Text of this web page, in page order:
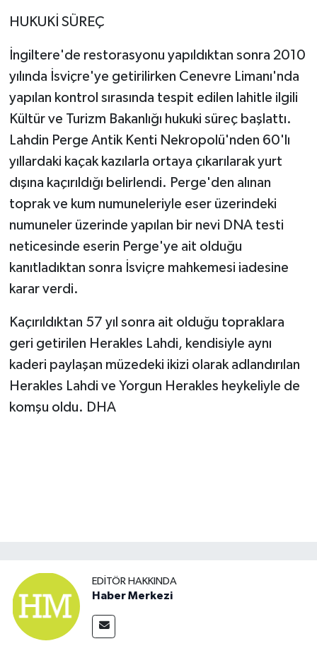
HUKUKİ SÜREÇ
İngiltere'de restorasyonu yapıldıktan sonra 2010
yılında İsviçre'ye getirilirken Cenevre Limanı'nda
yapılan kontrol sırasında tespit edilen lahitle ilgili
Kültür ve Turizm Bakanlığı hukuki süreç başlattı.
Lahdin Perge Antik Kenti Nekropolü'nden 60'lı
yıllardaki kaçak kazılarla ortaya çıkarılarak yurt
dışına kaçırıldığı belirlendi. Perge'den alınan
toprak ve kum numuneleriyle eser üzerindeki
numuneler üzerinde yapılan bir nevi DNA testi
neticesinde eserin Perge'ye ait olduğu
kanıtladıktan sonra İsviçre mahkemesi iadesine
karar verdi.
Kaçırıldıktan 57 yıl sonra ait olduğu topraklara
geri getirilen Herakles Lahdi, kendisiyle aynı
kaderi paylaşan müzedeki ikizi olarak adlandırılan
Herakles Lahdi ve Yorgun Herakles heykeliyle de
komşu oldu. DHA
EDITÖR HAKKINDA
Haber Merkezi